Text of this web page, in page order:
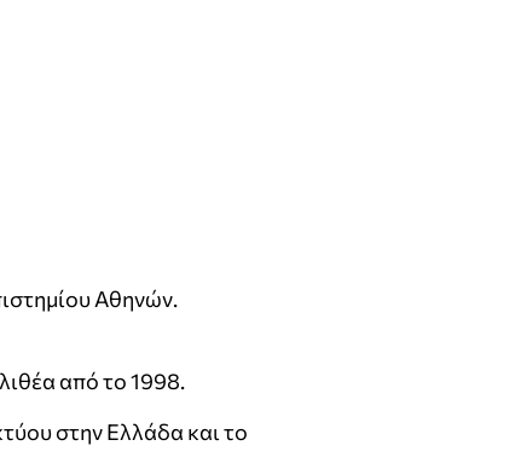
Αθηνών.
από το 1998.
στην Ελλάδα και το